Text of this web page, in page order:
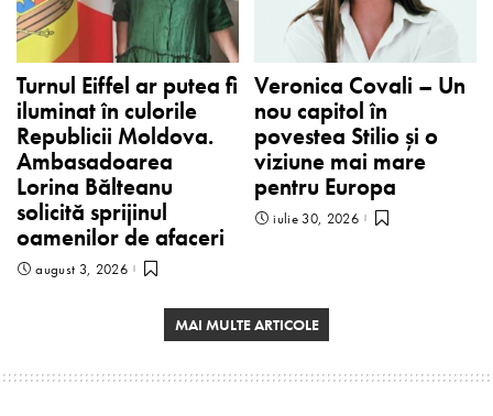
Turnul Eiffel ar putea fi
iluminat în culorile
Republicii Moldova.
Ambasadoarea
Lorina Bălteanu
solicită sprijinul
oamenilor de afaceri
august 3, 2026
Veronica Covali – Un
nou capitol în
povestea Stilio și o
viziune mai mare
pentru Europa
iulie 30, 2026
MAI MULTE ARTICOLE